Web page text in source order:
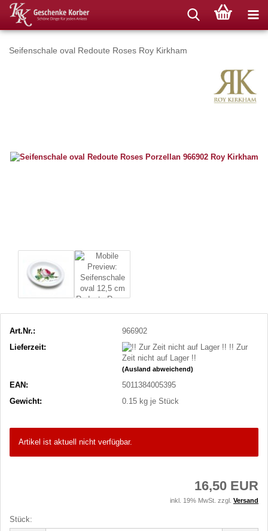
Seifenschale oval Redoute Roses Roy Kirkham
Art.Nr.:
966902
Lieferzeit:
!! Zur
Zeit nicht auf Lager !!
(Ausland abweichend)
EAN:
5011384005395
Gewicht:
0.15 kg je Stück
Artikel ist aktuell nicht verfügbar.
16,50 EUR
inkl. 19% MwSt. zzgl. Versand
Stück: